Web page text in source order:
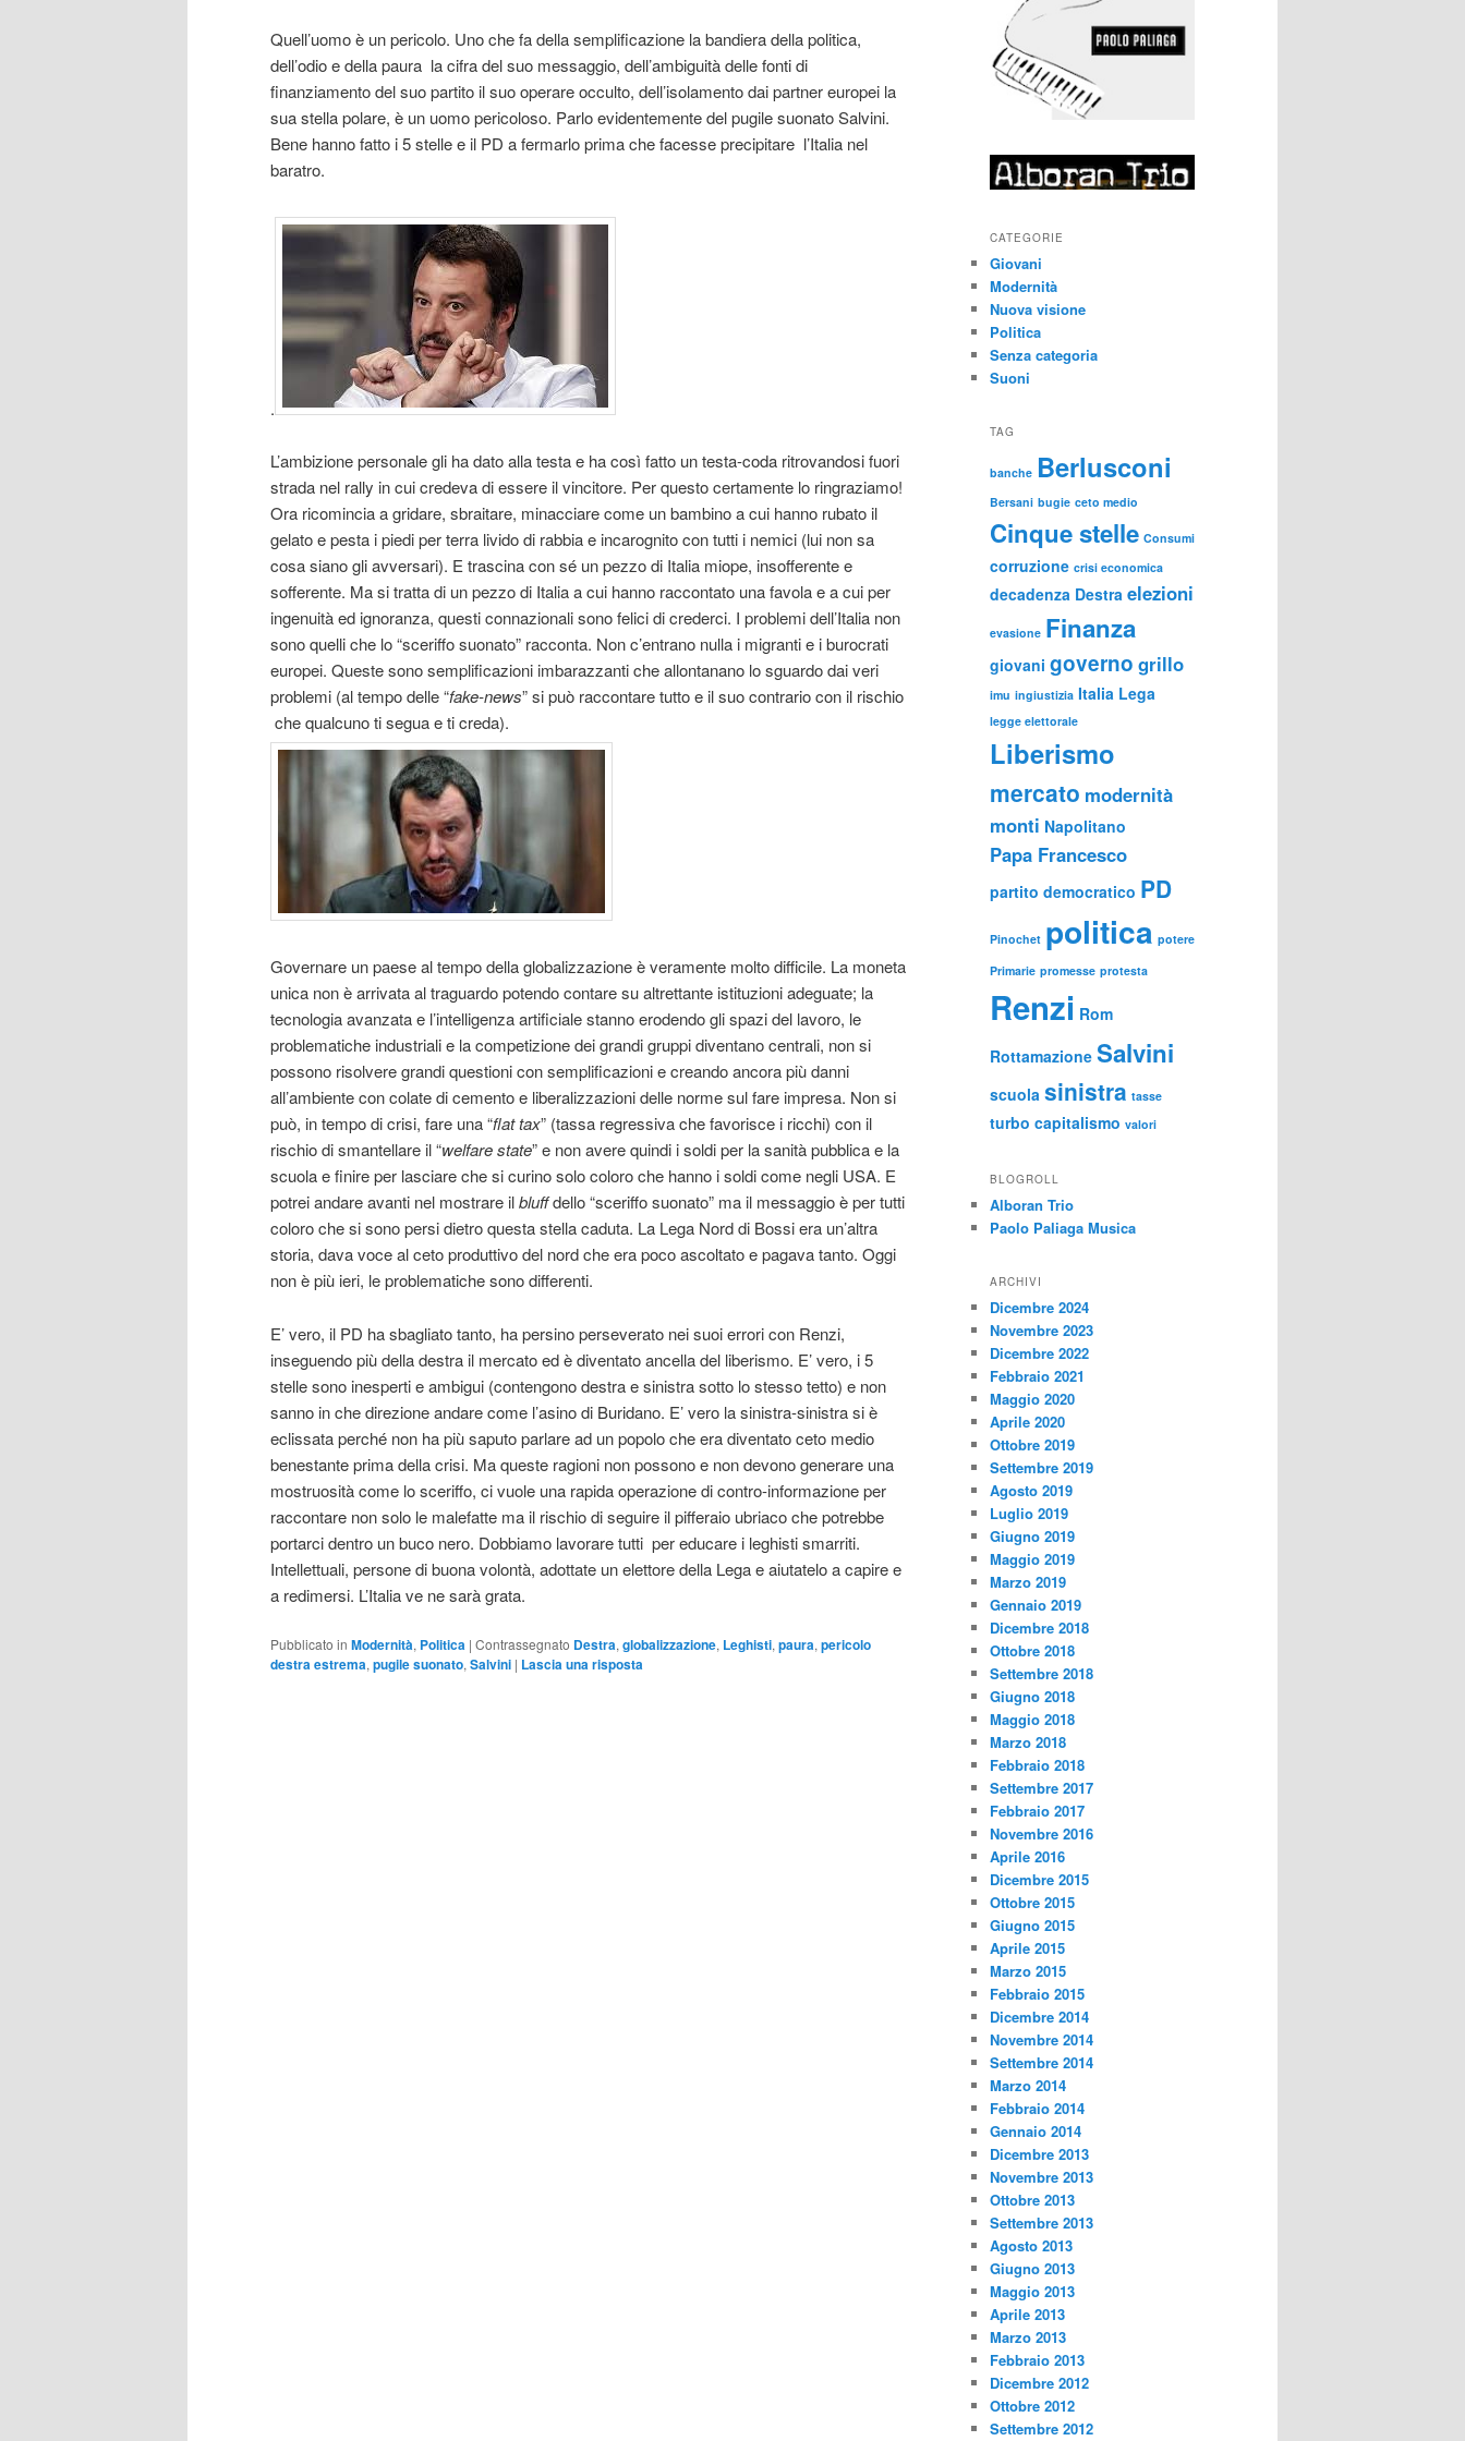
Quell’uomo è un pericolo. Uno che fa della semplificazione la bandiera della politica,
dell’odio e della paura la cifra del suo messaggio, dell’ambiguità delle fonti di
finanziamento del suo partito il suo operare occulto, dell’isolamento dai partner europei la
sua stella polare, è un uomo pericoloso. Parlo evidentemente del pugile suonato Salvini.
Bene hanno fatto i 5 stelle e il PD a fermarlo prima che facesse precipitare l’Italia nel
baratro.
.
L’ambizione personale gli ha dato alla testa e ha così fatto un testa-coda ritrovandosi fuori
strada nel rally in cui credeva di essere il vincitore. Per questo certamente lo ringraziamo!
Ora ricomincia a gridare, sbraitare, minacciare come un bambino a cui hanno rubato il
gelato e pesta i piedi per terra livido di rabbia e incarognito con tutti i nemici (lui non sa
cosa siano gli avversari). E trascina con sé un pezzo di Italia miope, insofferente e
sofferente. Ma si tratta di un pezzo di Italia a cui hanno raccontato una favola e a cui per
ingenuità ed ignoranza, questi connazionali sono felici di crederci. I problemi dell’Italia non
sono quelli che lo “sceriffo suonato” racconta. Non c’entrano nulla i migranti e i burocrati
europei. Queste sono semplificazioni imbarazzanti che allontanano lo sguardo dai veri
problemi (al tempo delle “fake-news” si può raccontare tutto e il suo contrario con il rischio
che qualcuno ti segua e ti creda).
Governare un paese al tempo della globalizzazione è veramente molto difficile. La moneta
unica non è arrivata al traguardo potendo contare su altrettante istituzioni adeguate; la
tecnologia avanzata e l’intelligenza artificiale stanno erodendo gli spazi del lavoro, le
problematiche industriali e la competizione dei grandi gruppi diventano centrali, non si
possono risolvere grandi questioni con semplificazioni e creando ancora più danni
all’ambiente con colate di cemento e liberalizzazioni delle norme sul fare impresa. Non si
può, in tempo di crisi, fare una “flat tax” (tassa regressiva che favorisce i ricchi) con il
rischio di smantellare il “welfare state” e non avere quindi i soldi per la sanità pubblica e la
scuola e finire per lasciare che si curino solo coloro che hanno i soldi come negli USA. E
potrei andare avanti nel mostrare ilbluffdello “sceriffo suonato” ma il messaggio è per tutti
coloro che si sono persi dietro questa stella caduta. La Lega Nord di Bossi era un’altra
storia, dava voce al ceto produttivo del nord che era poco ascoltato e pagava tanto. Oggi
non è più ieri, le problematiche sono differenti.
E’ vero, il PD ha sbagliato tanto, ha persino perseverato nei suoi errori con Renzi,
inseguendo più della destra il mercato ed è diventato ancella del liberismo. E’ vero, i 5
stelle sono inesperti e ambigui (contengono destra e sinistra sotto lo stesso tetto) e non
sanno in che direzione andare come l’asino di Buridano. E’ vero la sinistra-sinistra si è
eclissata perché non ha più saputo parlare ad un popolo che era diventato ceto medio
benestante prima della crisi. Ma queste ragioni non possono e non devono generare una
mostruosità come lo sceriffo, ci vuole una rapida operazione di contro-informazione per
raccontare non solo le malefatte ma il rischio di seguire il pifferaio ubriaco che potrebbe
portarci dentro un buco nero. Dobbiamo lavorare tutti per educare i leghisti smarriti.
Intellettuali, persone di buona volontà, adottate un elettore della Lega e aiutatelo a capire e
a redimersi. L’Italia ve ne sarà grata.
Pubblicato in Modernità, Politica | Contrassegnato Destra, globalizzazione, Leghisti, paura, pericolo
destra estrema, pugile suonato, Salvini | Lascia una risposta
CATEGORIE
Giovani
Modernità
Nuova visione
Politica
Senza categoria
Suoni
TAG
banche Berlusconi
Bersani bugie ceto medio
Cinque stelle Consumi
corruzione crisi economica
decadenza Destra elezioni
evasione Finanza
giovani governo grillo
imu ingiustizia Italia Lega
legge elettorale
Liberismo
mercato modernità
monti Napolitano
Papa Francesco
partito democratico PD
Pinochet politica potere
Primarie promesse protesta
Renzi Rom
Rottamazione Salvini
scuola sinistra tasse
turbo capitalismo valori
BLOGROLL
Alboran Trio
Paolo Paliaga Musica
ARCHIVI
Dicembre 2024
Novembre 2023
Dicembre 2022
Febbraio 2021
Maggio 2020
Aprile 2020
Ottobre 2019
Settembre 2019
Agosto 2019
Luglio 2019
Giugno 2019
Maggio 2019
Marzo 2019
Gennaio 2019
Dicembre 2018
Ottobre 2018
Settembre 2018
Giugno 2018
Maggio 2018
Marzo 2018
Febbraio 2018
Settembre 2017
Febbraio 2017
Novembre 2016
Aprile 2016
Dicembre 2015
Ottobre 2015
Giugno 2015
Aprile 2015
Marzo 2015
Febbraio 2015
Dicembre 2014
Novembre 2014
Settembre 2014
Marzo 2014
Febbraio 2014
Gennaio 2014
Dicembre 2013
Novembre 2013
Ottobre 2013
Settembre 2013
Agosto 2013
Giugno 2013
Maggio 2013
Aprile 2013
Marzo 2013
Febbraio 2013
Dicembre 2012
Ottobre 2012
Settembre 2012